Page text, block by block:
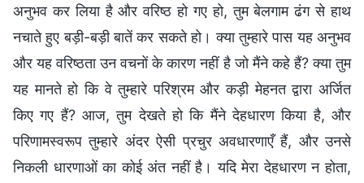
अनुभव कर लिया है और वरिष्ठ हो गए हो, तुम बेलगाम ढंग से हाथ
नचाते हुए बड़ी-बड़ी बातें कर सकते हो। क्या तुम्हारे पास यह अनुभव
और यह वरिष्ठता उन वचनों के कारण नहीं है जो मैंने कहे हैं? क्या तुम
यह मानते हो कि वे तुम्हारे परिश्रम और कड़ी मेहनत द्वारा अर्जित
किए गए हैं? आज, तुम देखते हो कि मैंने देहधारण किया है, और
परिणामस्वरूप तुम्हारे अंदर ऐसी प्रचुर अवधारणाएँ हैं, और उनसे
निकली धारणाओं का कोई अंत नहीं है। यदि मेरा देहधारण न होता,